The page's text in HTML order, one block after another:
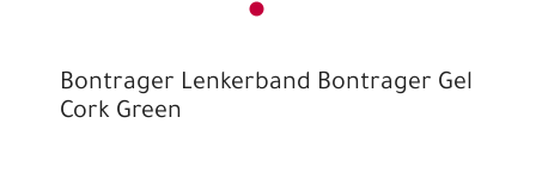
Bontrager Lenkerband Bontrager Gel
Cork Green